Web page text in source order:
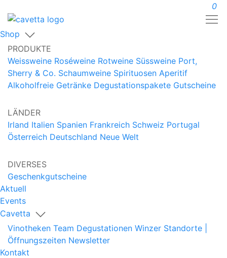
0
Shop
PRODUKTE
Weissweine Roséweine Rotweine Süssweine Port,
Sherry & Co. Schaumweine Spirituosen Aperitif
Alkoholfreie Getränke Degustationspakete Gutscheine
LÄNDER
Irland Italien Spanien Frankreich Schweiz Portugal
Österreich Deutschland Neue Welt
DIVERSES
Geschenkgutscheine
Aktuell
Events
Cavetta
Vinotheken Team Degustationen Winzer Standorte |
Öffnungszeiten Newsletter
Kontakt